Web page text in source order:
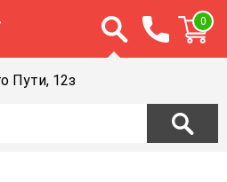
Открыть строку
0
Пути, 12з